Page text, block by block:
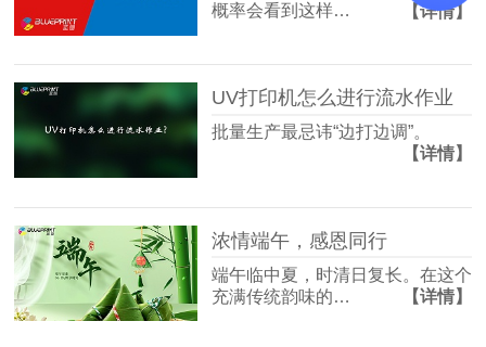
概率会看到这样…
【详情】
UV打印机怎么进行流水作业
批量生产最忌讳“边打边调”。
【详情】
浓情端午，感恩同行
端午临中夏，时清日复长。在这个
充满传统韵味的…
【详情】